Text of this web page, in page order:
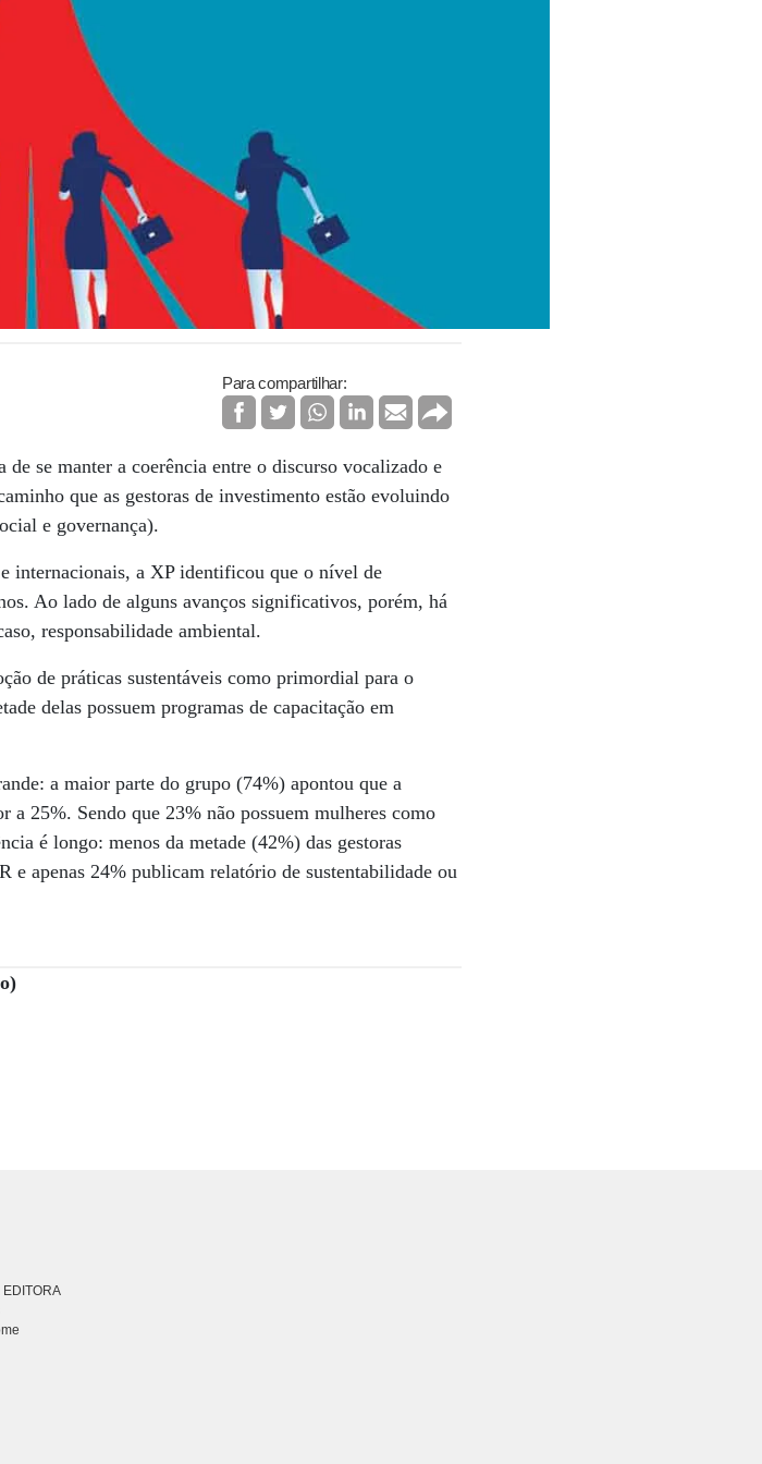
Para compartilhar:
se manter a coerência entre o discurso vocalizado e
que as gestoras de investimento estão evoluindo
e governança).
internacionais, a XP identificou que o nível de
Ao lado de alguns avanços significativos, porém, há
responsabilidade ambiental.
de práticas sustentáveis como primordial para o
delas possuem programas de capacitação em
a maior parte do grupo (74%) apontou que a
25%. Sendo que 23% não possuem mulheres como
é longo: menos da metade (42%) das gestoras
e apenas 24% publicam relatório de sustentabilidade ou